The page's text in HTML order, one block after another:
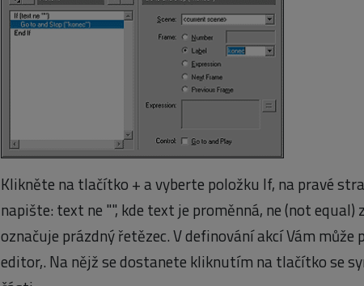
Klikněte na tlačítko + a vyberte položku If, na pravé
napište: text ne "", kde text je proměnná, ne (not equal)
označuje prázdný řetězec. V definování akcí Vám může
editor,. Na nějž se dostanete kliknutím na tlačítko se